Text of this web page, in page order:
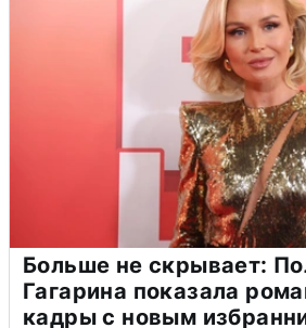
Больше не скрывает:
Гагарина показала
кадры с новым